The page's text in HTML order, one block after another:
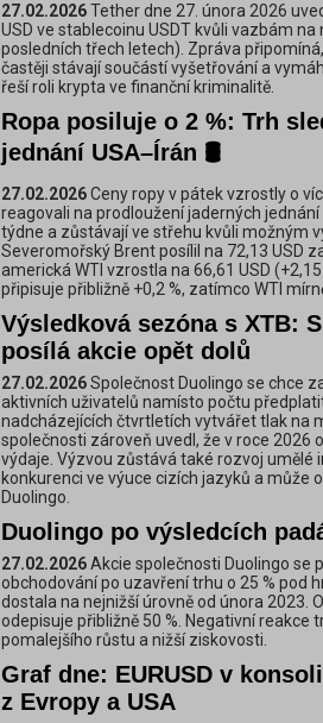
27.02.2026Tether dne 27. února 2026
USD ve stablecoinu USDT kvůli vazbám
posledních třech letech). Zpráva
častěji stávají součástí vyšetřování a
řeší roli krypta ve finanční kriminalitě.
Ropa posiluje o 2 %: Trh
jednání USA–Írán 🛢️
27.02.2026Ceny ropy v pátek vzrostly o
reagovali na prodloužení jaderných
týdne a zůstávají ve střehu kvůli možným
Severomořský Brent posílil na 72,13 USD
americká WTI vzrostla na 66,61 USD
připisuje přibližně +0,2 %, zatímco WTI
Výsledková sezóna s XTB:
posílá akcie opět dolů
27.02.2026Společnost Duolingo se chce
aktivních uživatelů namísto počtu
nadcházejících čtvrtletích vytvářet tlak na
společnosti zároveň uvedl, že v roce 2026
výdaje. Výzvou zůstává také rozvoj umělé
konkurenci ve výuce cizích jazyků a může
Duolingo.
Duolingo po výsledcích
27.02.2026Akcie společnosti Duolingo se
obchodování po uzavření trhu o 25 % pod
dostala na nejnižší úrovně od února 2023.
odepisuje přibližně 50 %. Negativní reakce
pomalejšího růstu a nižší ziskovosti.
Graf dne: EURUSD v
z Evropy a USA